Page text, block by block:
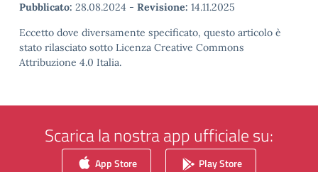
Pubblicato: 28.08.2024 - Revisione: 14.11.2025
Eccetto dove diversamente specificato, questo articolo è
stato rilasciato sotto Licenza Creative Commons
Attribuzione 4.0 Italia.
Scarica la nostra app ufficiale su:
App Store Play Store